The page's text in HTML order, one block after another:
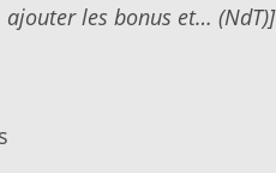
ajouter les bonus et… (NdT)]